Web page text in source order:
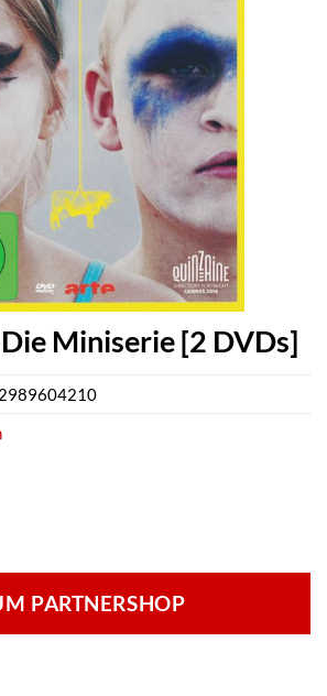
Miniserie [2 DVDs]
PARTNERSHOP